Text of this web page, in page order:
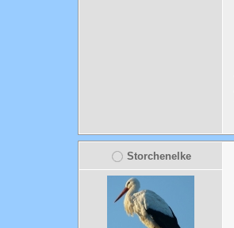
Storchenelke